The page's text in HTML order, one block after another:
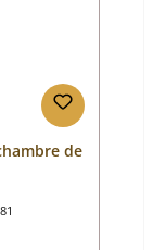
de